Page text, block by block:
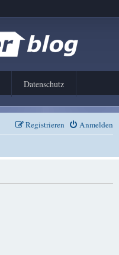
Datenschutz
Anmelden
Registrieren